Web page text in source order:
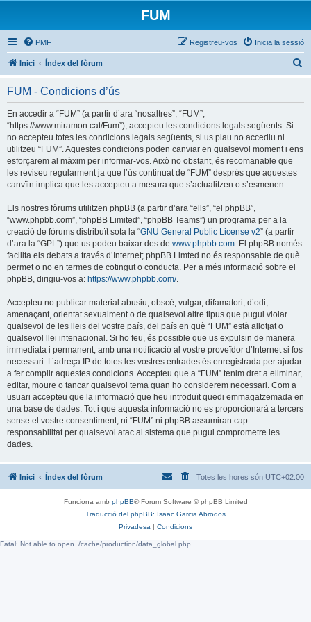
FUM
PMF Inicia la sessió
Registreu-vos
Inici Índex del fòrum
FUM - Condicions d’ús
En accedir a “FUM” (a partir d’ara “nosaltres”, “FUM”,
“https://www.miramon.cat/Fum”), accepteu les condicions legals següents. Si
no accepteu totes les condicions legals següents, si us plau no accediu ni
utilitzeu “FUM”. Aquestes condicions poden canviar en qualsevol moment i ens
esforçarem al màxim per informar-vos. Això no obstant, és recomanable que
les reviseu regularment ja que l’ús continuat de “FUM” després que aquestes
canvïin implica que les accepteu a mesura que s’actualitzen o s’esmenen.
Els nostres fòrums utilitzen phpBB (a partir d’ara “ells”, “el phpBB”,
“www.phpbb.com”, “phpBB Limited”, “phpBB Teams”) un programa per a la
creació de fòrums distribuït sota la “GNU General Public License v2” (a partir
d’ara la “GPL”) que us podeu baixar des de www.phpbb.com. El phpBB només
facilita els debats a través d’Internet; phpBB Limted no és responsable de què
permet o no en termes de cotingut o conducta. Per a més informació sobre el
phpBB, dirigiu-vos a: https://www.phpbb.com/.
Accepteu no publicar material abusiu, obscè, vulgar, difamatori, d’odi,
amenaçant, orientat sexualment o de qualsevol altre tipus que pugui violar
qualsevol de les lleis del vostre país, del país en què “FUM” està allotjat o
qualsevol llei intenacional. Si ho feu, és possible que us expulsin de manera
immediata i permanent, amb una notificació al vostre proveïdor d’Internet si fos
necessari. L’adreça IP de totes les vostres entrades és enregistrada per ajudar
a fer complir aquestes condicions. Accepteu que a “FUM” tenim dret a eliminar,
editar, moure o tancar qualsevol tema quan ho considerem necessari. Com a
usuari accepteu que la informació que heu introduït quedi emmagatzemada en
una base de dades. Tot i que aquesta informació no es proporcionarà a tercers
sense el vostre consentiment, ni “FUM” ni phpBB assumiran cap
responsabilitat per qualsevol atac al sistema que pugui comprometre les
dades.
Inici Índex del fòrum Totes les hores són UTC+02:00
Funciona amb phpBB® Forum Software © phpBB Limited
Traducció del phpBB: Isaac Garcia Abrodos
Privadesa | Condicions
Fatal: Not able to open ./cache/production/data_global.php